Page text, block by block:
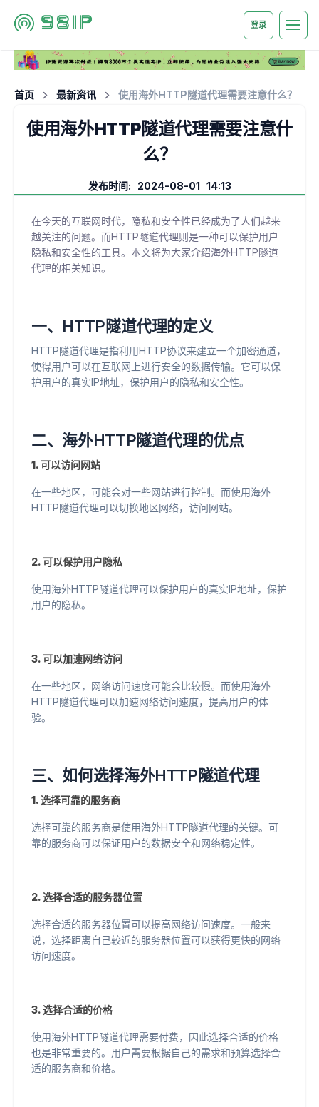
登录
首页 最新资讯 使用海外HTTP隧道代理需要注意什么？
使用海外HTTP隧道代理需要注意什
么？
发布时间: 2024-08-01 14:13
在今天的互联网时代，隐私和安全性已经成为了人们越来
越关注的问题。而HTTP隧道代理则是一种可以保护用户
隐私和安全性的工具。本文将为大家介绍海外HTTP隧道
代理的相关知识。
一、HTTP隧道代理的定义
HTTP隧道代理是指利用HTTP协议来建立一个加密通道，
使得用户可以在互联网上进行安全的数据传输。它可以保
护用户的真实IP地址，保护用户的隐私和安全性。
二、海外HTTP隧道代理的优点
1. 可以访问网站
在一些地区，可能会对一些网站进行控制。而使用海外
HTTP隧道代理可以切换地区网络，访问网站。
2. 可以保护用户隐私
使用海外HTTP隧道代理可以保护用户的真实IP地址，保护
用户的隐私。
3. 可以加速网络访问
在一些地区，网络访问速度可能会比较慢。而使用海外
HTTP隧道代理可以加速网络访问速度，提高用户的体
验。
三、如何选择海外HTTP隧道代理
1. 选择可靠的服务商
选择可靠的服务商是使用海外HTTP隧道代理的关键。可
靠的服务商可以保证用户的数据安全和网络稳定性。
2. 选择合适的服务器位置
选择合适的服务器位置可以提高网络访问速度。一般来
说，选择距离自己较近的服务器位置可以获得更快的网络
访问速度。
3. 选择合适的价格
使用海外HTTP隧道代理需要付费，因此选择合适的价格
也是非常重要的。用户需要根据自己的需求和预算选择合
适的服务商和价格。